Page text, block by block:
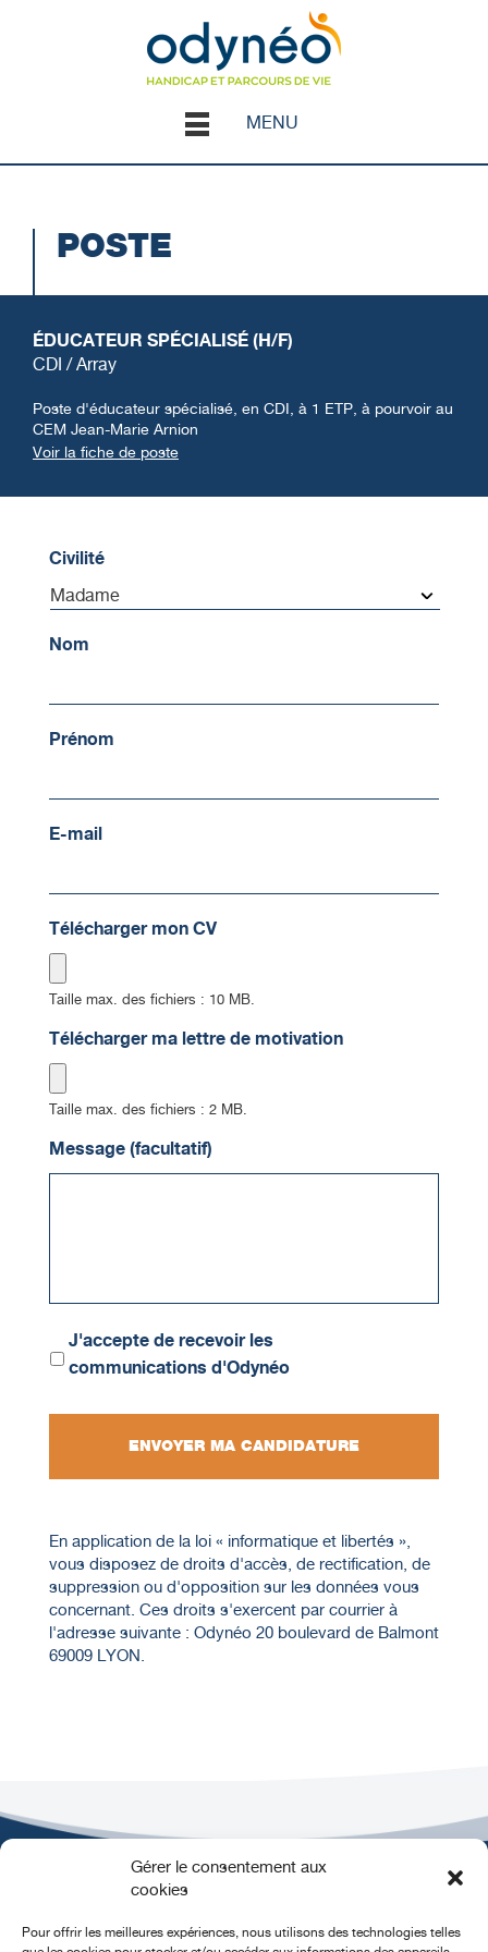
Gérer le consentement aux
cookies
Pour offrir les meilleures expériences, nous utilisons des technologies telles
MENU
POSTE
ÉDUCATEUR SPÉCIALISÉ (H/F)
CDI / Array
Poste d'éducateur spécialisé, en CDI, à 1 ETP, à pourvoir au
CEM Jean-Marie Arnion
Voir la fiche de poste
Civilité
Nom
Prénom
E-mail
Télécharger mon CV
Taille max. des fichiers : 10 MB.
Télécharger ma lettre de motivation
Taille max. des fichiers : 2 MB.
Message (facultatif)
Communications
J'accepte de recevoir les
communications d'Odynéo
En application de la loi « informatique et libertés »,
vous disposez de droits d'accès, de rectification, de
suppression ou d'opposition sur les données vous
concernant. Ces droits s'exercent par courrier à
l'adresse suivante : Odynéo 20 boulevard de Balmont
69009 LYON.